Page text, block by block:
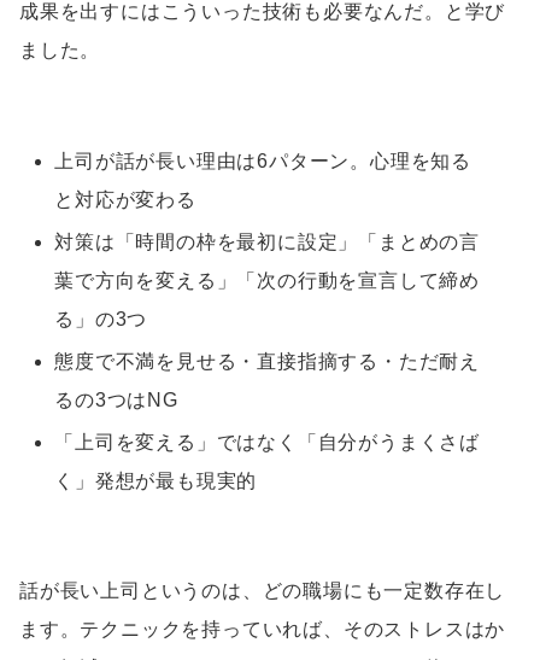
成果を出すにはこういった技術も必要なんだ。と学び
ました。
上司が話が長い理由は6パターン。心理を知る
と対応が変わる
対策は「時間の枠を最初に設定」「まとめの言
葉で方向を変える」「次の行動を宣言して締め
る」の3つ
態度で不満を見せる・直接指摘する・ただ耐え
るの3つはNG
「上司を変える」ではなく「自分がうまくさば
く」発想が最も現実的
話が長い上司というのは、どの職場にも一定数存在し
ます。テクニックを持っていれば、そのストレスはか